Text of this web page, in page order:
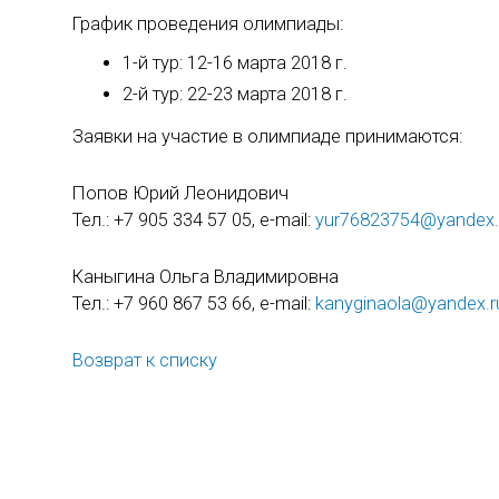
График проведения олимпиады:
1-й тур: 12-16 марта 2018 г.
2-й тур: 22-23 марта 2018 г.
Заявки на участие в олимпиаде принимаются:
Попов Юрий Леонидович
Тел.: +7 905 334 57 05, e-mail:
Каныгина Ольга Владимировна
Тел.: +7 960 867 53 66, e-mail:
Возврат к списку